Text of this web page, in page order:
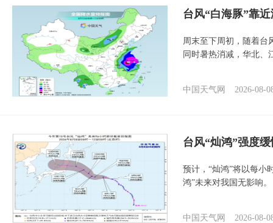
台风“白海豚”靠
周末至下周初，随着台
同时暑热消减，华北、
中国天气网 2026-08-
台风“灿鸿”强度
预计，“灿鸿”将以每小
鸿”未来对我国无影响。
中国天气网 2026-08-